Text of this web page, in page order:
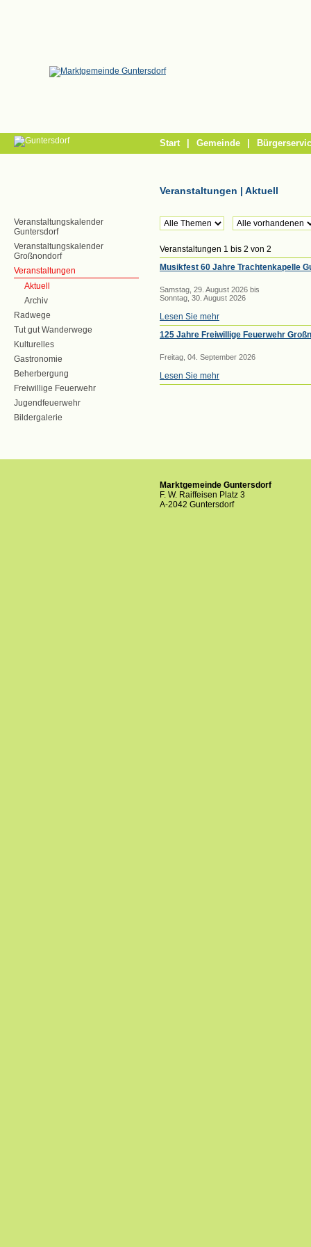
Start Gemeinde
Veranstaltungskalender
Guntersdorf
Veranstaltungskalender
Großnondorf
Veranstaltungen
Aktuell
Archiv
Radwege
Tut gut Wanderwege
Kulturelles
Gastronomie
Beherbergung
Freiwillige Feuerwehr
Jugendfeuerwehr
Bildergalerie
Veranstaltungen | Aktuell
Veranstaltungen 1 bis 2 von 2
Musikfest 60 Jahre Trachtenkapelle
Samstag, 29. August 2026 bis
Sonntag, 30. August 2026
Lesen Sie mehr
125 Jahre Freiwillige Feuerwehr
Freitag, 04. September 2026
Lesen Sie mehr
Marktgemeinde Guntersdorf
F. W. Raiffeisen Platz 3
A-2042 Guntersdorf